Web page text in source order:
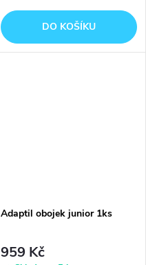
DO KOŠÍKU
Adaptil obojek junior 1ks
959 Kč